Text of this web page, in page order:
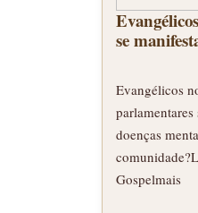
se
Evangélicos
parlamentares
doenças
Gospelmais